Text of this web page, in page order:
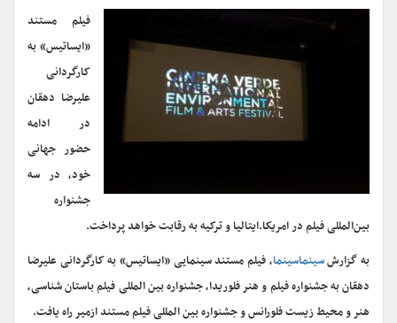
فیلم مستند
«ایساتیس» به
کارگردانی
علیرضا دهقان
در ادامه
حضور جهانی
خود، در سه
جشنواره
بین‌المللی فیلم در امریکا.ایتالیا و ترکیه به رقابت خواهد پرداخت.
به گزارشسینماسینما، فیلم مستند سینمایی «ایساتیس» به کارگردانی علیرضا
دهقان به جشنواره فیلم و هنر فلوریدا، جشنواره بین المللی فیلم باستان شناسی،
هنر و محیط زیست فلورانس و جشنواره بین المللی فیلم مستند ازمیر راه یافت.